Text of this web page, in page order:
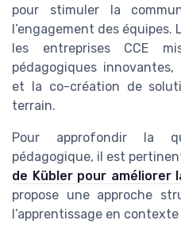
pour stimuler la
l’engagement des
les entreprises CCE
pédagogiques
et la co-création de
terrain.
Pour approfondir la
pédagogique, il est
de Kübler pour améliorer
propose une approche
l’apprentissage en